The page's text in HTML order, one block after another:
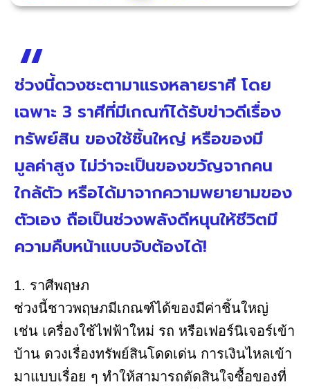
ช่วงนี้ดวงชะตามาแรงหลายราศี โดย
เฉพาะ 3 ราศีที่มีเกณฑ์ได้รับข่าวดีเรื่อง
ทรัพย์สิน ของใช้ชิ้นใหญ่ หรือของมี
มูลค่าสูง ไม่ว่าจะเป็นของขวัญจากคน
ใกล้ตัว หรือได้มาจากความพยายามของ
ตัวเอง ถือเป็นช่วงพลังดีหนุนให้ชีวิตมี
ความคืบหน้าแบบจับต้องได้!
1. ราศีพฤษภ
ช่วงนี้ชาวพฤษภมีเกณฑ์ได้ของมีค่าชิ้นใหญ่
เช่น เครื่องใช้ไฟฟ้าใหม่ รถ หรือเฟอร์นิเจอร์เข้า
บ้าน ดวงเรื่องทรัพย์สินโดดเด่น การเงินไหลเข้า
มาแบบเรื่อย ๆ ทำให้สามารถตัดสินใจซื้อของที่